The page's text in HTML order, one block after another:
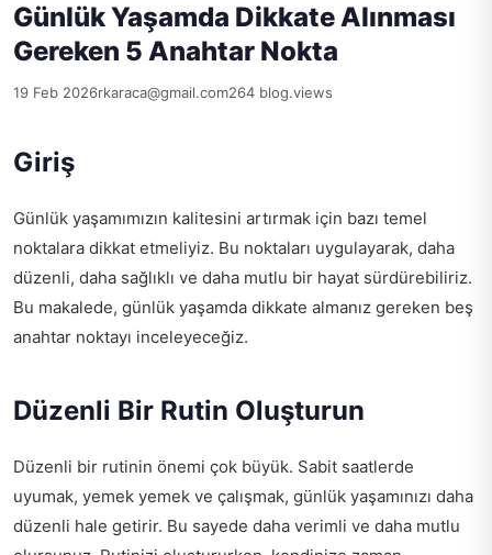
Günlük Yaşamda Dikkate Alınması
Gereken 5 Anahtar Nokta
19 Feb 2026rkaraca@gmail.com264 blog.views
Giriş
Günlük yaşamımızın kalitesini artırmak için bazı temel
noktalara dikkat etmeliyiz. Bu noktaları uygulayarak, daha
düzenli, daha sağlıklı ve daha mutlu bir hayat sürdürebiliriz.
Bu makalede, günlük yaşamda dikkate almanız gereken beş
anahtar noktayı inceleyeceğiz.
Düzenli Bir Rutin Oluşturun
Düzenli bir rutinin önemi çok büyük. Sabit saatlerde
uyumak, yemek yemek ve çalışmak, günlük yaşamınızı daha
düzenli hale getirir. Bu sayede daha verimli ve daha mutlu